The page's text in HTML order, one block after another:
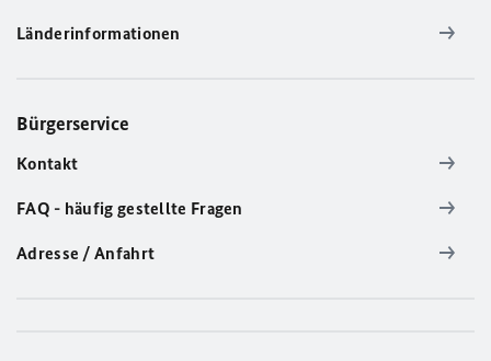
Länderinformationen
Bürgerservice
Kontakt
FAQ - häufig gestellte Fragen
Adresse / Anfahrt